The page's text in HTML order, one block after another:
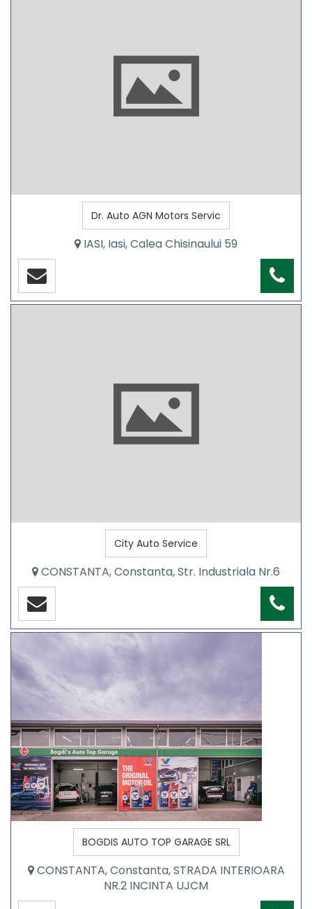
Dr. Auto AGN Motors Servic
IASI, Iasi, Calea Chisinaului 59
City Auto Service
CONSTANTA, Constanta, Str. Industriala Nr.6
BOGDIS AUTO TOP GARAGE SRL
CONSTANTA, Constanta, STRADA INTERIOARA
NR.2 INCINTA UJCM